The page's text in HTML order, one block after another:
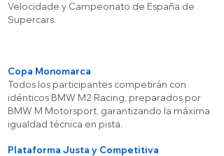
Velocidade y Campeonato de España de
Supercars.
Copa Monomarca
Todos los participantes competirán con
idénticos BMW M2 Racing, preparados por
BMW M Motorsport, garantizando la máxima
igualdad técnica en pista.
Plataforma Justa y Competitiva